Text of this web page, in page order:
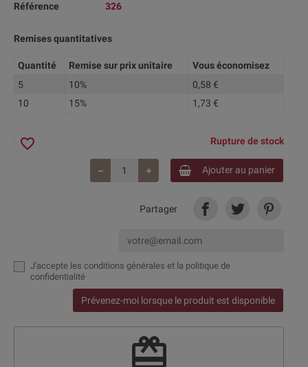
Référence 326
Remises quantitatives
Quantité Remise sur prix unitaire
Vous économisez
5
10%
0,58 €
10
15% 1,73 €
Rupture de stock
Ajouter au panier
favorite_border
Partager
J'accepte les conditions générales et la politique de
confidentialité
Prévenez-moi lorsque le produit est disponible
redeem